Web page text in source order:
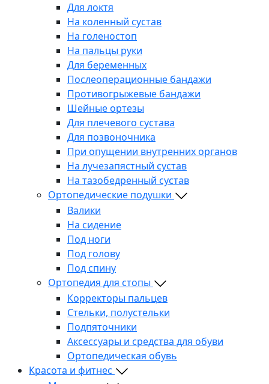
Для локтя
На коленный сустав
На голеностоп
На пальцы руки
Для беременных
Послеоперационные бандажи
Противогрыжевые бандажи
Шейные ортезы
Для плечевого сустава
Для позвоночника
При опущении внутренних органов
На лучезапястный сустав
На тазобедренный сустав
Ортопедические подушки
Валики
На сидение
Под ноги
Под голову
Под спину
Ортопедия для стопы
Корректоры пальцев
Стельки, полустельки
Подпяточники
Аксессуары и средства для обуви
Ортопедическая обувь
Красота и фитнес